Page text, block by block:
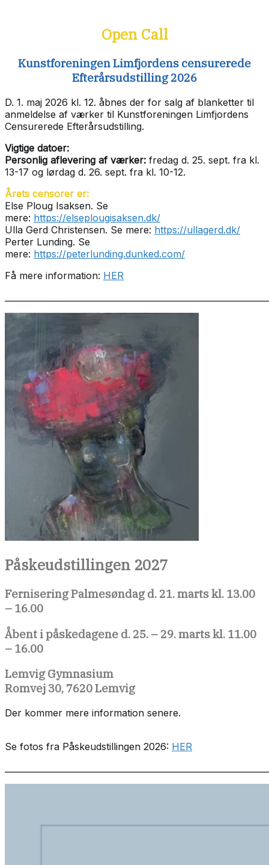
Open Call
Kunstforeningen Limfjordens censurerede
Efterårsudstilling 2026
D. 1. maj 2026 kl. 12. åbnes der for salg af blanketter til
anmeldelse af værker til Kunstforeningen Limfjordens
Censurerede Efterårsudstilling.
Vigtige datoer:
Personlig aflevering af værker: fredag d. 25. sept. fra kl.
13-17 og lørdag d. 26. sept. fra kl. 10-12.
Årets censorer er:
Else Ploug Isaksen. Se
mere: https://elseplougisaksen.dk/
Ulla Gerd Christensen. Se mere: https://ullagerd.dk/
Perter Lunding. Se
mere: https://peterlunding.dunked.com/
Få mere information: HER
Påskeudstillingen 2027
Fernisering Palmesøndag d. 21. marts kl. 13.00
– 16.00
Åbent i påskedagene d. 25. – 29. marts kl. 11.00
– 16.00
Lemvig Gymnasium
Romvej 30, 7620 Lemvig
Der kommer mere information senere.
Se fotos fra Påskeudstillingen 2026: HER